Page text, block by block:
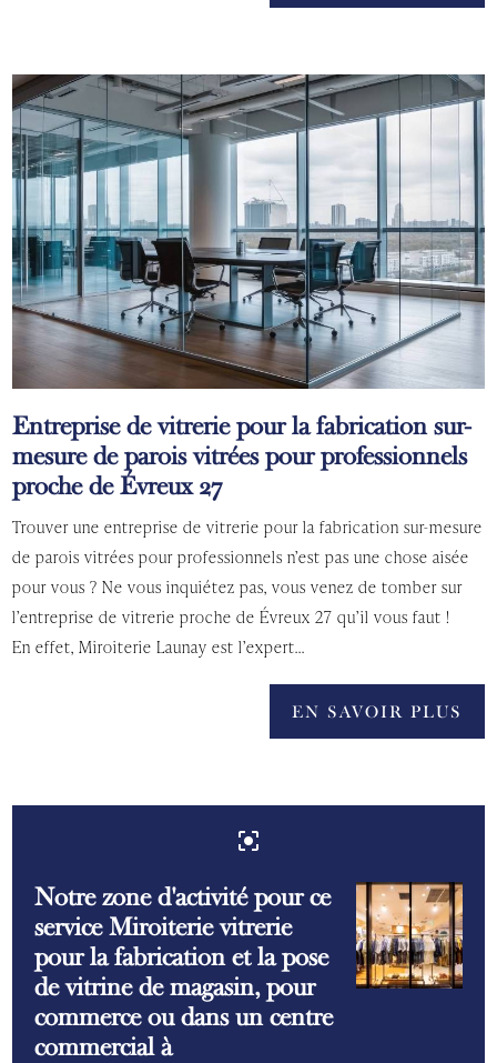
Entreprise de vitrerie pour la fabrication sur-
mesure de parois vitrées pour professionnels
proche de Évreux 27
Trouver une entreprise de vitrerie pour la fabrication sur-mesure
de parois vitrées pour professionnels n’est pas une chose aisée
pour vous ? Ne vous inquiétez pas, vous venez de tomber sur
l’entreprise de vitrerie proche de Évreux 27 qu’il vous faut !
En effet, Miroiterie Launay est l’expert...
EN SAVOIR PLUS
center_focus_strong
Notre zone d'activité pour ce
service Miroiterie vitrerie
pour la fabrication et la pose
de vitrine de magasin, pour
commerce ou dans un centre
commercial à